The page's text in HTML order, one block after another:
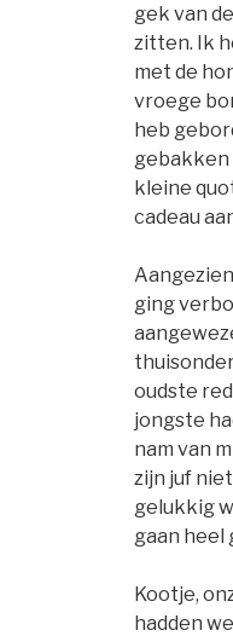
gek van
zitten. Ik
met de
vroege
heb
gebakken
kleine
cadeau
ging
oudste
jongste
nam van
zijn juf
gelukkig
gaan heel
Kootje,
hadden